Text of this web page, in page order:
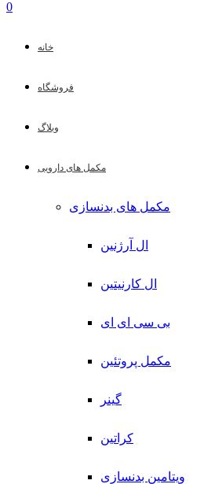
0
خانه
فروشگاه
وبلاگ
مکمل های دارویی
مکمل های بدنسازی
ال آرژنین
ال کارنیتین
بی سی ای ای
مکمل پروتئین
گینر
کراتین
ویتامین بدنسازی